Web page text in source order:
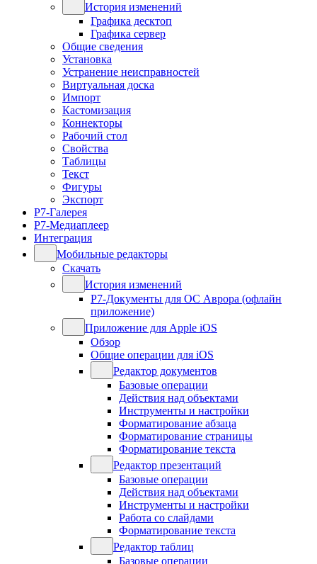
История изменений
Графика десктоп
Графика сервер
Общие сведения
Установка
Устранение неисправностей
Виртуальная доска
Импорт
Кастомизация
Коннекторы
Рабочий стол
Свойства
Таблицы
Текст
Фигуры
Экспорт
Р7-Галерея
Р7-Медиаплеер
Интеграция
Мобильные редакторы
Скачать
История изменений
Р7-Документы для ОС Аврора (офлайн
приложение)
Приложение для Apple iOS
Обзор
Общие операции для iOS
Редактор документов
Базовые операции
Действия над объектами
Инструменты и настройки
Форматирование абзаца
Форматирование страницы
Форматирование текста
Редактор презентаций
Базовые операции
Действия над объектами
Инструменты и настройки
Работа со слайдами
Форматирование текста
Редактор таблиц
Базовые операции